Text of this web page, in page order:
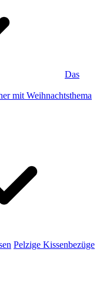
Das
mit Weihnachtsthema
Pelzige Kissenbezüge